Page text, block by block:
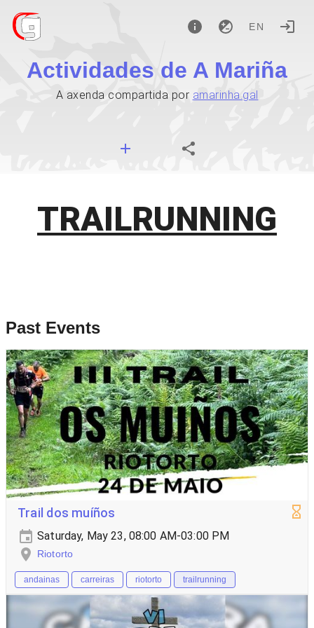
EN
Actividades de A Mariña
A axenda compartida por amarinha.gal
TRAILRUNNING
Past Events
Trail dos muíños
Saturday, May 23, 08:00 AM-03:00 PM
Riotorto
andainas carreiras riotorto trailrunning